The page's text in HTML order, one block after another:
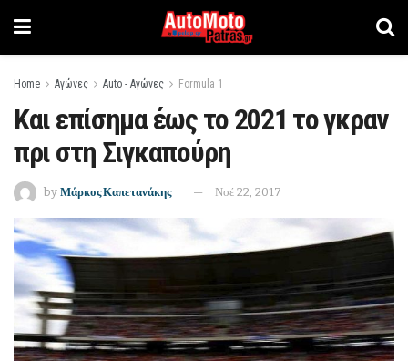
Home Αγώνες Auto - Αγώνες Formula 1
Και επίσημα έως το 2021 το γκραν
πρι στη Σιγκαπούρη
by Μάρκος Καπετανάκης Νοέ 22, 2017